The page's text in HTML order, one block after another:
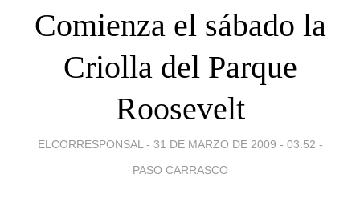
Comienza el sábado la
Criolla del Parque
Roosevelt
ELCORRESPONSAL - 31 DE MARZO DE 2009 - 03:52 -
PASO CARRASCO